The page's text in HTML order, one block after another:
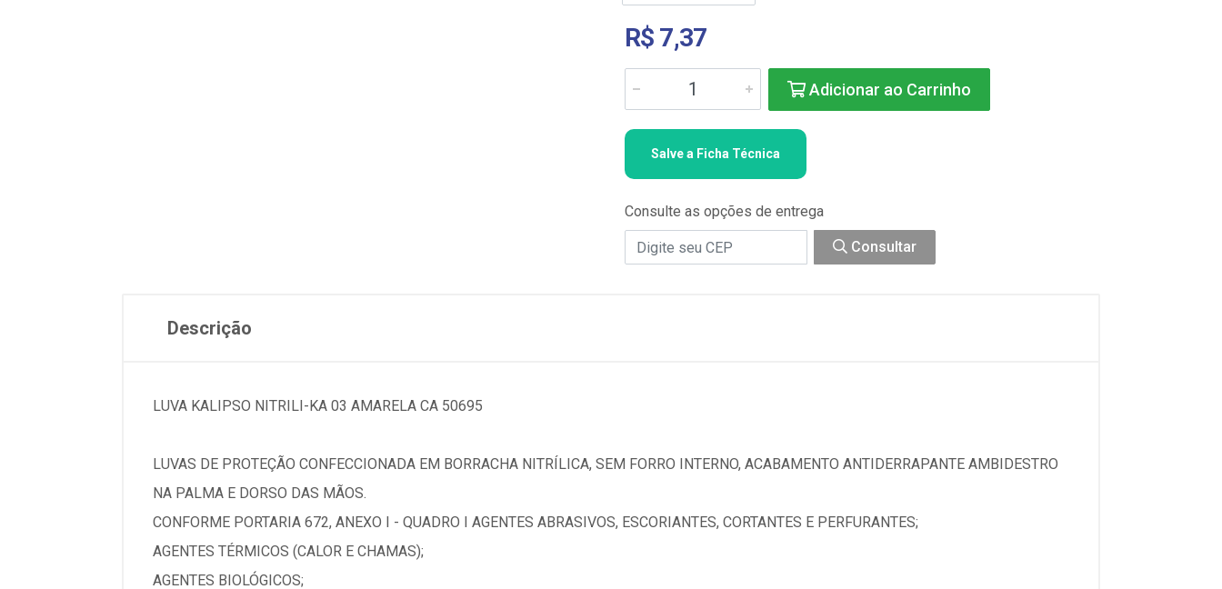
R$ 7,37
Adicionar ao Carrinho
Salve a Ficha Técnica
Consulte as opções de entrega
Consultar
Descrição
LUVA KALIPSO NITRILI-KA 03 AMARELA CA 50695
LUVAS DE PROTEÇÃO CONFECCIONADA EM BORRACHA NITRÍLICA, SEM FORRO INTERNO, ACABAMENTO ANTIDERRAPANTE AMBIDESTRO
NA PALMA E DORSO DAS MÃOS.
CONFORME PORTARIA 672, ANEXO I - QUADRO I AGENTES ABRASIVOS, ESCORIANTES, CORTANTES E PERFURANTES;
AGENTES TÉRMICOS (CALOR E CHAMAS);
AGENTES BIOLÓGICOS;